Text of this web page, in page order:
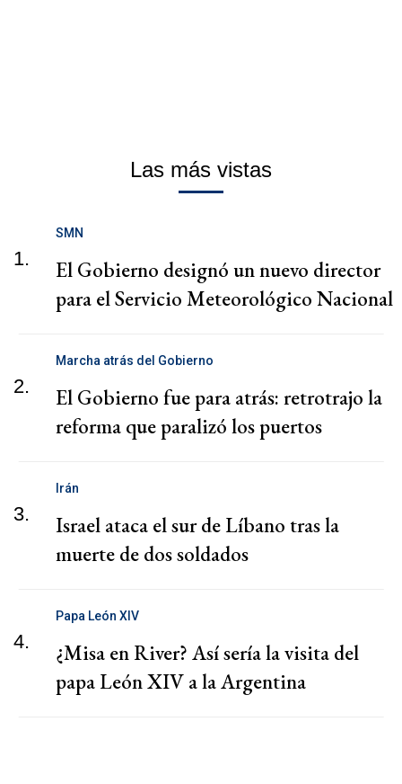
Las más vistas
1.
SMN
El Gobierno designó un nuevo director
para el Servicio Meteorológico Nacional
2.
Marcha atrás del Gobierno
El Gobierno fue para atrás: retrotrajo la
reforma que paralizó los puertos
3.
Irán
Israel ataca el sur de Líbano tras la
muerte de dos soldados
4.
Papa León XIV
¿Misa en River? Así sería la visita del
papa León XIV a la Argentina